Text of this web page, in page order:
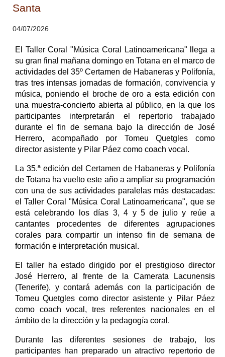
Santa
04/07/2026
El Taller Coral "Música Coral Latinoamericana" llega a
su gran final mañana domingo en Totana en el marco de
actividades del 35º Certamen de Habaneras y Polifonía,
tras tres intensas jornadas de formación, convivencia y
música, poniendo el broche de oro a esta edición con
una muestra-concierto abierta al público, en la que los
participantes interpretarán el repertorio trabajado
durante el fin de semana bajo la dirección de José
Herrero, acompañado por Tomeu Quetgles como
director asistente y Pilar Páez como coach vocal.
La 35.ª edición del Certamen de Habaneras y Polifonía
de Totana ha vuelto este año a ampliar su programación
con una de sus actividades paralelas más destacadas:
el Taller Coral "Música Coral Latinoamericana", que se
está celebrando los días 3, 4 y 5 de julio y reúe a
cantantes procedentes de diferentes agrupaciones
corales para compartir un intenso fin de semana de
formación e interpretación musical.
El taller ha estado dirigido por el prestigioso director
José Herrero, al frente de la Camerata Lacunensis
(Tenerife), y contará además con la participación de
Tomeu Quetgles como director asistente y Pilar Páez
como coach vocal, tres referentes nacionales en el
ámbito de la dirección y la pedagogía coral.
Durante las diferentes sesiones de trabajo, los
participantes han preparado un atractivo repertorio de